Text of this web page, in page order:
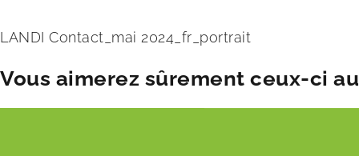
LANDI Contact_mai 2024_fr_portrait
Vous aimerez sûrement ceux-ci